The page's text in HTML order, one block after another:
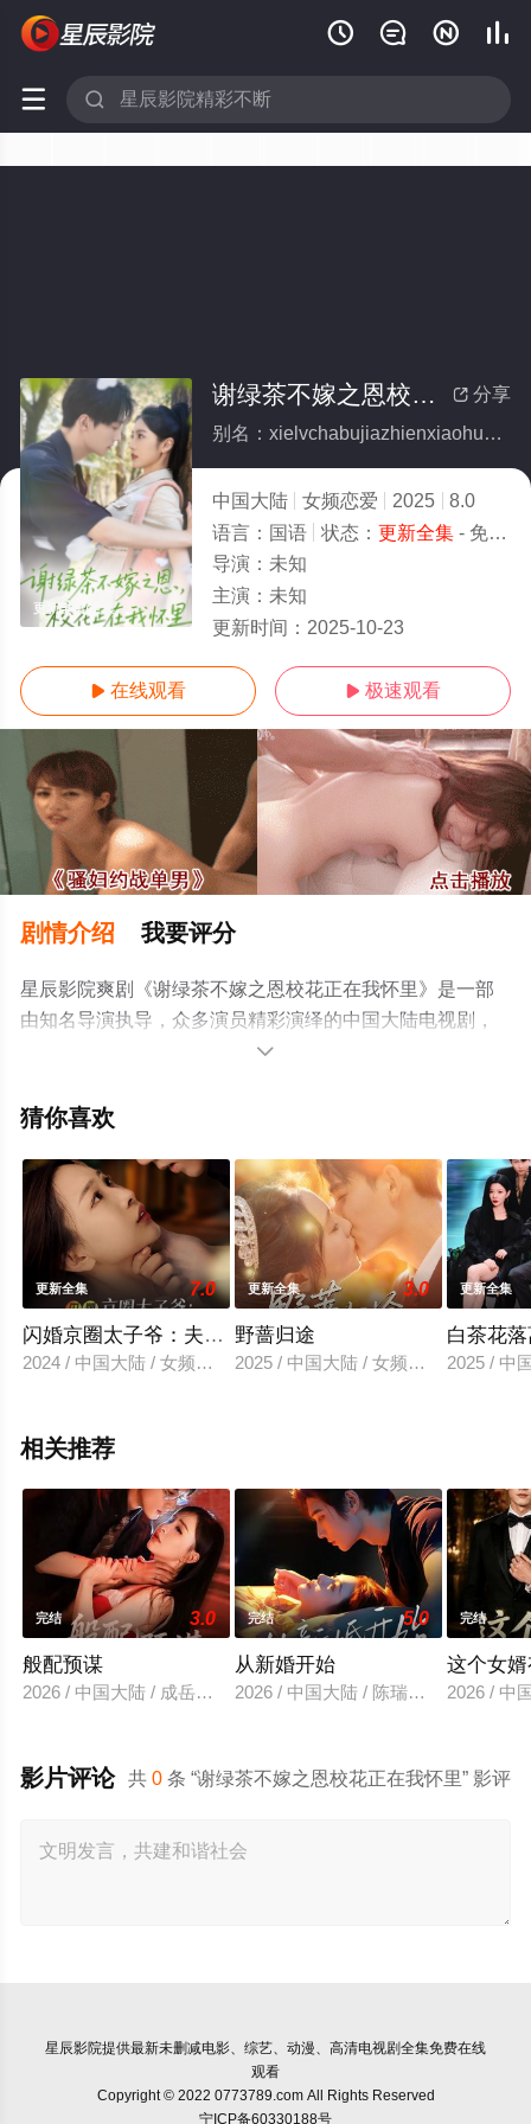
   
 
更新全集/全集
 分享
谢绿茶不嫁之恩校花正在我怀里(全集)
别名：xielvchabujiazhienxiaohuazhengzaiwohuaili
中国大陆 女频恋爱 2025
8.0
语言： 国语 状态： 更新全集- 免费在线观看
导演： 未知
主演： 未知
更新时间： 2025-10-23
 在线观看  极速观看
剧情介绍 我要评分
星辰影院爽剧《谢绿茶不嫁之恩校花正在我怀里》是一部
由知名导演执导，众多演员精彩演绎的中国大陆电视剧，
大结局剧情已揭晓（更新全集），手机免费观看高清无删
至豆瓣电视剧、电视猫或剧情网等平台了解。

猜你喜欢
更新全集 7.0
闪婚京圈太子爷：夫人她来自农村
2024 / 中国大陆 / 女频恋爱
更新全集 3.0
野蔷归途
2025 / 中国大陆 / 女频恋爱
更新全集
白茶花
2025 / 中
相关推荐
完结 3.0
般配预谋
2026 / 中国大陆 / 成岳＆刘蔓莉
完结 5.0
从新婚开始
2026 / 中国大陆 / 陈瑞丰＆郑晨雨
完结
这个女
2026 / 中
共0 条 “谢绿茶不嫁之恩校花正在我怀里” 影评
影片评论
星辰影院提供最新未删减电影、综艺、动漫、高清电视剧全集免费在线
观看
Copyright © 2022 0773789.com All Rights Reserved
宁ICP备60330188号